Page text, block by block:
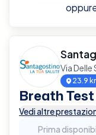
Via
23.9
Breath
Vedi altre
Prima